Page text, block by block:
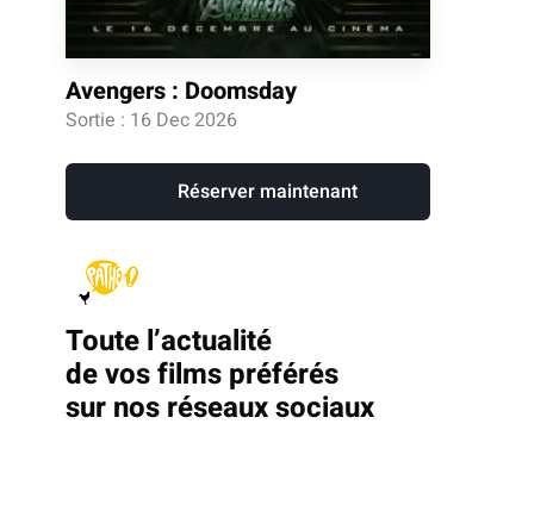
Avengers : Doomsday
Sortie : 16 Dec 2026
Réserver maintenant
Toute l’actualité
de vos films préférés
sur nos réseaux sociaux